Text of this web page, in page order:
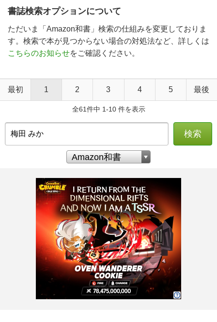
書誌検索オプションについて
ただいま「Amazon和書」検索の仕組みを変更しておりま
す。検索で本が見つからない場合の対処法など、詳しくは
こちらのお知らせをご確認ください。
最初 1 2 3 4 5 最後
全61件中 1-10 件を表示
検索